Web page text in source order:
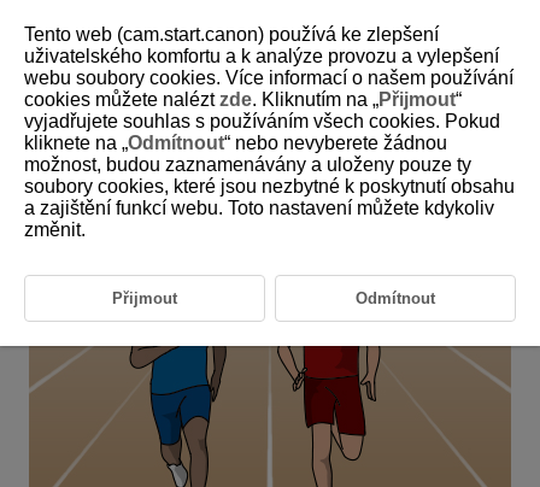
6-8 Track and Field: Short-Distance Races,
Hurdling or other track events
This setting is perfect for capturing specific runners in short-
distance races and hurdling.
Tento web (cam.start.canon) používá ke zlepšení
uživatelského komfortu a k analýze provozu a vylepšení
webu soubory cookies. Více informací o našem používání
cookies můžete naléztzde. Kliknutím na „Přijmout“
vyjadřujete souhlas s používáním všech cookies. Pokud
kliknete na „Odmítnout“ nebo nevyberete žádnou
možnost, budou zaznamenávány a uloženy pouze ty
soubory cookies, které jsou nezbytné k poskytnutí obsahu
a zajištění funkcí webu. Toto nastavení můžete kdykoliv
změnit.
Přijmout Odmítnout